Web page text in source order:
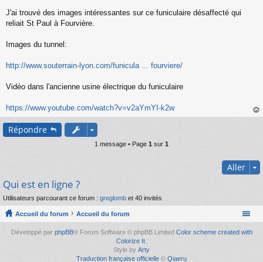
s
a
g
n
n
J'ai trouvé des images intéressantes sur ce funiculaire désaffecté qui
reliait St Paul à Fourvière.
Images du tunnel:
http://www.souterrain-lyon.com/funicula ... fourviere/
Vidéo dans l'ancienne usine électrique du funiculaire
https://www.youtube.com/watch?v=v2aYmYI-k2w
au
Répondre
1 message • Page 1 sur 1
Aller
Qui est en ligne ?
Utilisateurs parcourant ce forum : greglomb et 40 invités
Accueil du forum Accueil du forum
Développé par phpBB® Forum Software © phpBB Limited Color scheme created with
Colorize It
Style by Arty
Traduction française officielle © Qiaeru